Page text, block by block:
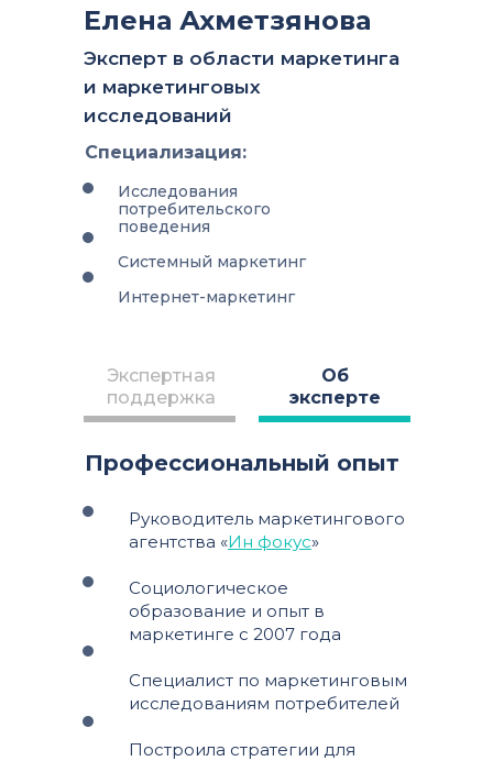
Профессиональный опыт
Руководитель маркетингового
агентства «Ин фокус»
Социологическое
образование и опыт в
маркетинге с 2007 года
Специалист по маркетинговым
исследованиям потребителей
Построила стратегии для
Елена Ахметзянова
Эксперт в области маркетинга
и маркетинговых
исследований
Специализация:
Исследования
потребительского
поведения
Системный маркетинг
Интернет-маркетинг
Экспертная
поддержка
Об
эксперте